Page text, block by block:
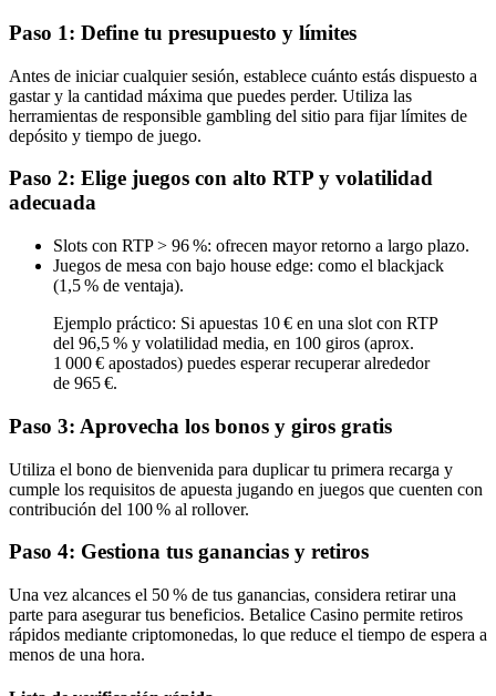
Paso 1: Define tu presupuesto y límites
Antes de iniciar cualquier sesión, establece cuánto estás dispuesto a
gastar y la cantidad máxima que puedes perder. Utiliza las
herramientas de responsible gambling del sitio para fijar límites de
depósito y tiempo de juego.
Paso 2: Elige juegos con alto RTP y volatilidad
adecuada
Slots con RTP > 96 %: ofrecen mayor retorno a largo plazo.
Juegos de mesa con bajo house edge: como el blackjack
(1,5 % de ventaja).
Ejemplo práctico: Si apuestas 10 € en una slot con RTP
del 96,5 % y volatilidad media, en 100 giros (aprox.
1 000 € apostados) puedes esperar recuperar alrededor
de 965 €.
Paso 3: Aprovecha los bonos y giros gratis
Utiliza el bono de bienvenida para duplicar tu primera recarga y
cumple los requisitos de apuesta jugando en juegos que cuenten con
contribución del 100 % al rollover.
Paso 4: Gestiona tus ganancias y retiros
Una vez alcances el 50 % de tus ganancias, considera retirar una
parte para asegurar tus beneficios. Betalice Casino permite retiros
rápidos mediante criptomonedas, lo que reduce el tiempo de espera a
menos de una hora.